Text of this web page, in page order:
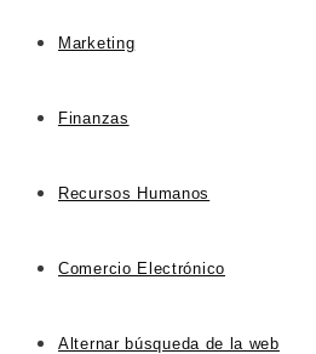
Marketing
Finanzas
Recursos Humanos
Comercio Electrónico
Alternar búsqueda de la web